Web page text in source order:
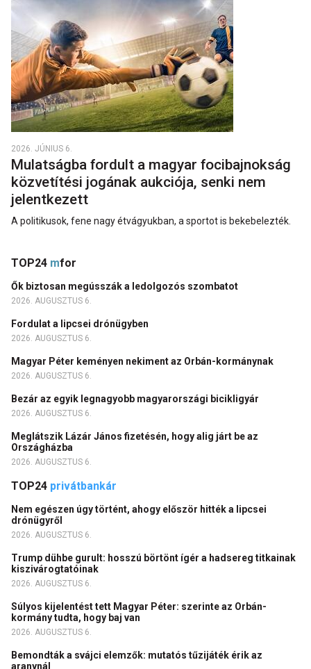
2026. JÚNIUS 6.
Mulatságba fordult a magyar focibajnokság
közvetítési jogának aukciója, senki nem
jelentkezett
A politikusok, fene nagy étvágyukban, a sportot is bekebelezték.
TOP24 mfor
Ők biztosan megússzák a ledolgozós szombatot
2026. AUGUSZTUS 6.
Fordulat a lipcsei drónügyben
2026. AUGUSZTUS 6.
Magyar Péter keményen nekiment az Orbán-kormánynak
2026. AUGUSZTUS 6.
Bezár az egyik legnagyobb magyarországi bicikligyár
2026. AUGUSZTUS 6.
Meglátszik Lázár János fizetésén, hogy alig járt be az
Országházba
2026. AUGUSZTUS 6.
TOP24 privátbankár
Nem egészen úgy történt, ahogy először hitték a lipcsei
drónügyről
2026. AUGUSZTUS 6.
Trump dühbe gurult: hosszú börtönt ígér a hadsereg titkainak
kiszivárogtatóinak
2026. AUGUSZTUS 6.
Súlyos kijelentést tett Magyar Péter: szerinte az Orbán-
kormány tudta, hogy baj van
2026. AUGUSZTUS 6.
Bemondták a svájci elemzők: mutatós tűzijáték érik az
aranynál